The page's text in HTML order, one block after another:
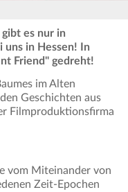
es nur in
uns in Hessen! In
Friend" gedreht!
im Alten
Geschichten aus
Filmproduktionsfirma
vom Miteinander von
Zeit-Epochen